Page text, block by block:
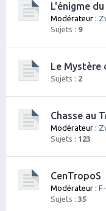
L'énigme du
Modérateur :
Sujets : 9
Le Mystère
Sujets : 2
Chasse au
Modérateur :
Sujets : 123
CenTropoS
Modérateur :
Sujets : 35